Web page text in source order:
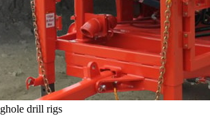
drill rigs